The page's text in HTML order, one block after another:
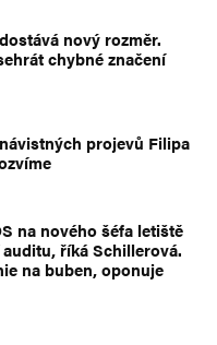
nový rozměr.
chybné značení
projevů Filipa
na nového šéfa letiště
říká Schillerová.
na buben, oponuje